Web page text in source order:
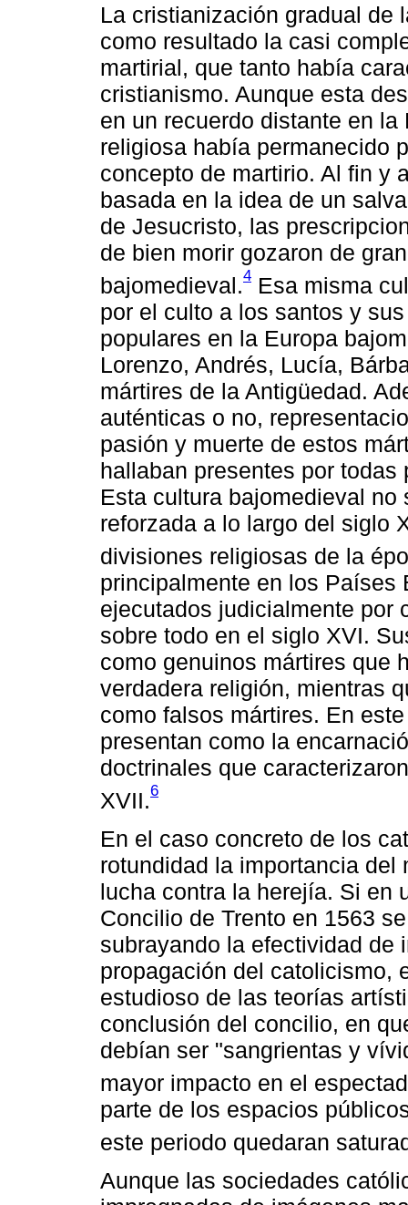
La cristianización gradual de
como resultado la casi
martirial, que tanto había
cristianismo. Aunque esta
en un recuerdo distante en
religiosa había permanecido
concepto de martirio. Al fin y
basada en la idea de un
de Jesucristo, las
de bien morir gozaron de
bajomedieval.4 Esa misma
por el culto a los santos y
populares en la Europa
Lorenzo, Andrés, Lucía,
mártires de la Antigüedad.
auténticas o no,
pasión y muerte de estos
hallaban presentes por
Esta cultura bajomedieval
reforzada a lo largo del siglo
divisiones religiosas de la
principalmente en los Países
ejecutados judicialmente por
sobre todo en el siglo XVI.
como genuinos mártires que
verdadera religión, mientras
como falsos mártires. En
presentan como la
doctrinales que
XVII.6
En el caso concreto de los
rotundidad la importancia
lucha contra la herejía. Si en
Concilio de Trento en 1563
subrayando la efectividad de
propagación del catolicismo,
estudioso de las teorías
conclusión del concilio, en
debían ser "sangrientas y
mayor impacto en el
parte de los espacios
este periodo quedaran
Aunque las sociedades